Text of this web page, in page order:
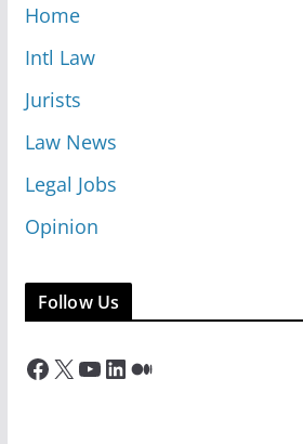
Home
Intl Law
Jurists
Law News
Legal Jobs
Opinion
Follow Us
Facebook X YouTube LinkedIn Medium